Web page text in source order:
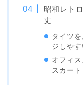
昭和レト
丈
タイツ
ジしやす
オフィ
スカート